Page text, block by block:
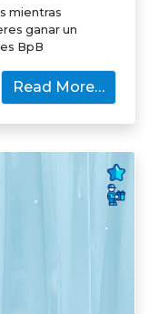
mientras
ganar un
BpB
Read More…